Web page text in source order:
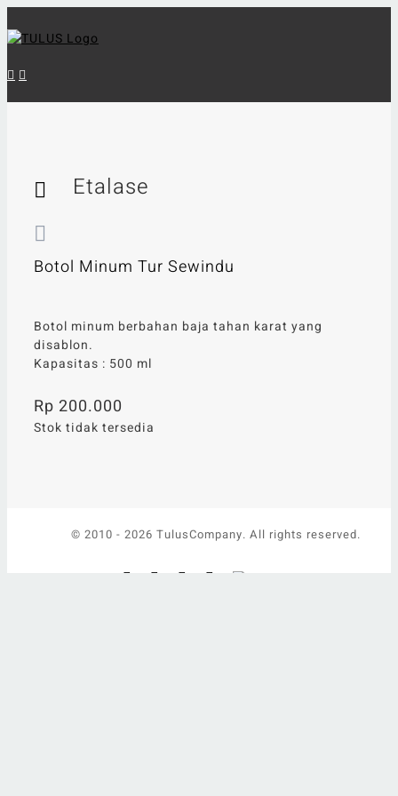
to
Etalase
Botol Minum Tur Sewindu
Botol minum berbahan baja tahan karat yang
disablon.
Kapasitas : 500 ml
Rp 200.000
Stok tidak tersedia
© 2010 - 2026 TulusCompany. All rights reserved.